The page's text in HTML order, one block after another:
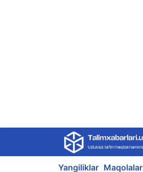
content
Yangiliklar Maqolalar